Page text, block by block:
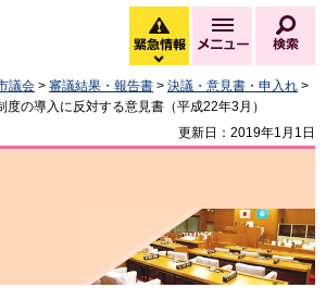
緊急情報
緊急情報を開く
メニュー
議会 > 審議結果・報告書 > 決議・意見書・申入れ >
度の導入に反対する意見書（平成22年3月）
更新日：2019年1月1日